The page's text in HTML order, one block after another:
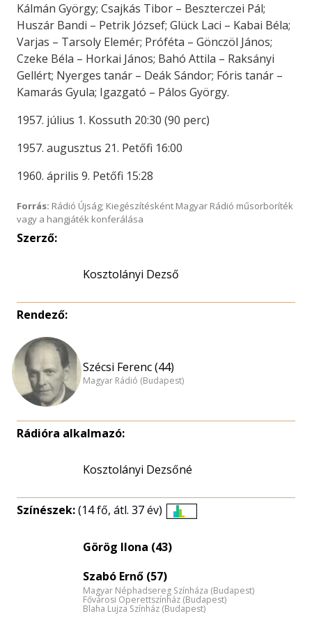
Kálmán György; Csajkás Tibor – Beszterczei Pál;
Huszár Bandi – Petrik József; Glück Laci – Kabai Béla;
Varjas – Tarsoly Elemér; Próféta – Gönczöl János;
Czeke Béla – Horkai János; Bahó Attila – Raksányi
Gellért; Nyerges tanár – Deák Sándor; Fóris tanár –
Kamarás Gyula; Igazgató – Pálos György.
1957. július 1. Kossuth 20:30 (90 perc)
1957. augusztus 21. Petőfi 16:00
1960. április 9. Petőfi 15:28
Forrás: Rádió Újság; Kiegészítésként Magyar Rádió műsorboríték
vagy a hangjáték konferálása
Szerző:
Kosztolányi Dezső
Rendező:
Szécsi Ferenc (44)
Magyar Rádió (Budapest)
Rádióra alkalmazó:
Kosztolányi Dezsőné
Színészek:(14 fő, átl. 37 év)
Görög Ilona (43)
Szabó Ernő (57)
Magyar Néphadsereg Színháza (Budapest)
Fővárosi Operettszínház (Budapest)
Blaha Lujza Színház (Budapest)